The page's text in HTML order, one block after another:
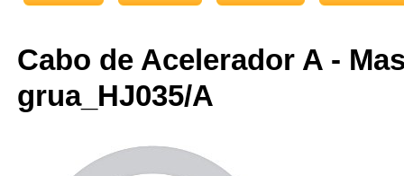
Cabo de Acelerador A -
grua_HJ035/A